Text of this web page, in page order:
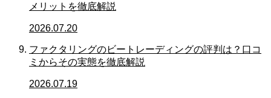
メリットを徹底解説
2026.07.20
ファクタリングのビートレーディングの評判は？口コ
ミからその実態を徹底解説
2026.07.19